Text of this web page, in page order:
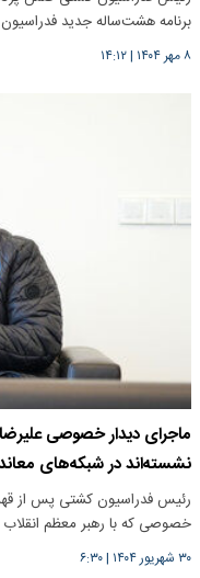
برنامه هشت‌ساله جدید
۸ مهر ۱۴۰۴ |۱۴:۱۲
نشسته‌اند در شبکه‌های
رئیس فدراسیون کشتی پس از
خصوصی که با رهبر معظم انقلاب
۳۰ شهریور ۱۴۰۴ |۶:۳۰